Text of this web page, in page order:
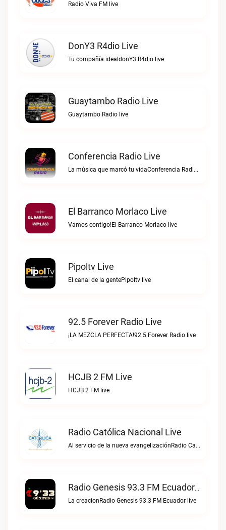
Radio Viva FM live
DonY3 R4dio Live
Tu compañía idealdonY3 R4dio live
Guaytambo Radio Live
Guaytambo Radio live
Conferencia Radio Live
La música que marcó tu vidaConferencia Radio live
El Barranco Morlaco Live
Vamos contigo!El Barranco Morlaco live
Pipoltv Live
El canal de la gentePipoltv live
92.5 Forever Radio Live
¡LA MEZCLA PERFECTA!92.5 Forever Radio live
HCJB 2 FM Live
HCJB 2 FM live
Radio Católica Nacional Live
Al servicio de la nueva evangelizaciónRadio Católica Nacional live
Radio Genesis 93.3 FM Ecuador Live
La creacionRadio Genesis 93.3 FM Ecuador live